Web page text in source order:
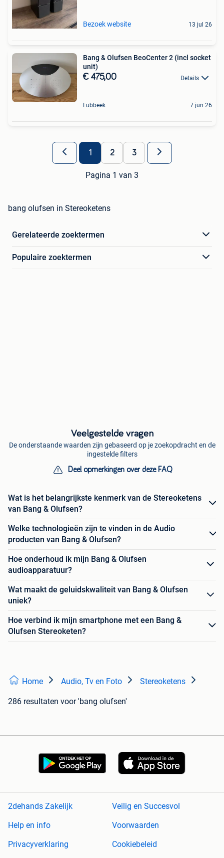
Bezoek website 13 jul 26
Bang & Olufsen BeoCenter 2 (incl socket
unit)
€ 475,00 Details
Lubbeek 7 jun 26
1 2 3
Pagina 1 van 3
bang olufsen in Stereoketens
Gerelateerde zoektermen
Populaire zoektermen
Veelgestelde vragen
De onderstaande waarden zijn gebaseerd op je zoekopdracht en de
ingestelde filters
Deel opmerkingen over deze FAQ
Wat is het belangrijkste kenmerk van de Stereoketens
van Bang & Olufsen?
Welke technologieën zijn te vinden in de Audio
producten van Bang & Olufsen?
Hoe onderhoud ik mijn Bang & Olufsen
audioapparatuur?
Wat maakt de geluidskwaliteit van Bang & Olufsen
uniek?
Hoe verbind ik mijn smartphone met een Bang &
Olufsen Stereoketen?
Home Audio, Tv en Foto Stereoketens
286 resultaten voor 'bang olufsen'
2dehands Zakelijk
Veilig en Succesvol
Help en info
Voorwaarden
Privacyverklaring
Cookiebeleid